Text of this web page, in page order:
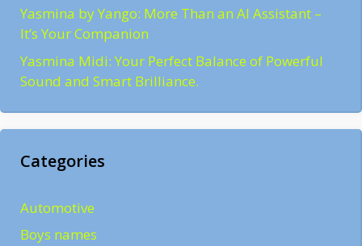
Yasmina by Yango: More Than an AI Assistant –
It’s Your Companion
Yasmina Midi: Your Perfect Balance of Powerful
Sound and Smart Brilliance.
Categories
Automotive
Boys names